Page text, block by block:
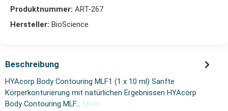
Produktnummer: ART-267
Hersteller: BioScience
Beschreibung
HYAcorp Body Contouring MLF1 (1 x 10 ml) Sanfte
Körperkonturierung mit natürlichen Ergebnissen HYAcorp
Body Contouring MLF… Mehr